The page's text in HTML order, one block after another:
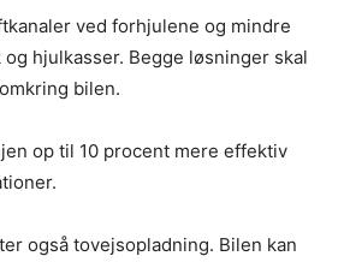
ved forhjulene og mindre
hjulkasser. Begge løsninger skal
bilen.
op til 10 procent mere effektiv
også tovejsopladning. Bilen kan